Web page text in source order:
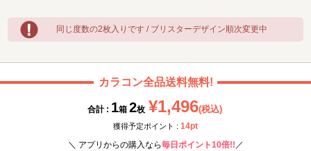
同じ度数の2枚入りです / ブリスターデザイン順次変更中
カラコン全品送料無料!
合計 : 1箱 2枚 ¥1,496(税込)
獲得予定ポイント : 14pt
＼ アプリからの購入なら毎日ポイント10倍!! ／